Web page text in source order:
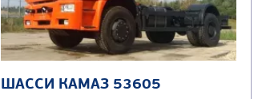
ШАССИ КАМАЗ 53605